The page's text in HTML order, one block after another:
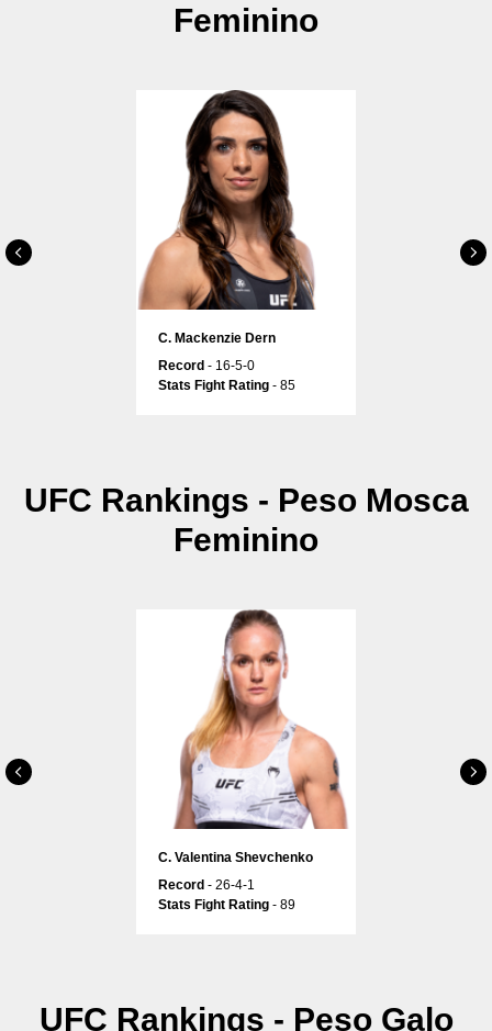
Feminino
С. Mackenzie Dern
Record - 16-5-0
Stats Fight Rating - 85
UFC Rankings - Peso Mosca
Feminino
С. Valentina Shevchenko
Record - 26-4-1
Stats Fight Rating - 89
UFC Rankings - Peso Galo